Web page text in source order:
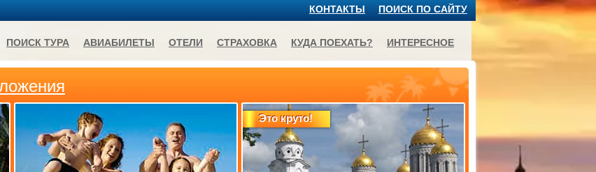
Это круто!
ПОИСК ПО САЙТУ
КОНТАКТЫ
ПОИСК ТУРА АВИАБИЛЕТЫ ОТЕЛИ СТРАХОВКА КУДА ПОЕХАТЬ? ИНТЕРЕСНОЕ